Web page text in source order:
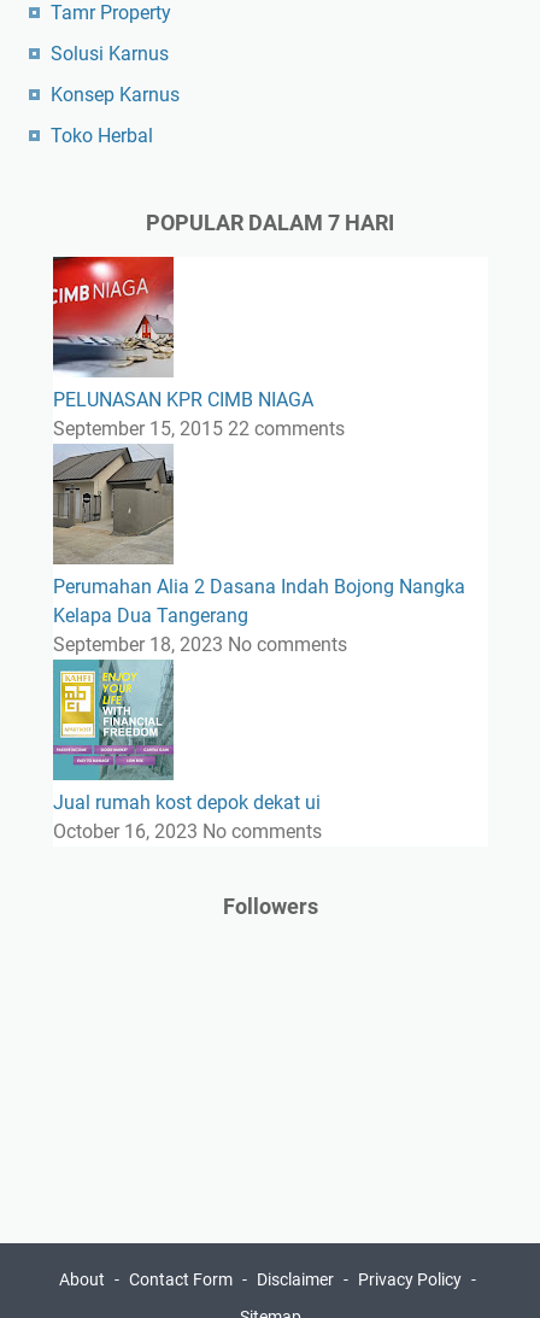
Tamr Property
Solusi Karnus
Konsep Karnus
Toko Herbal
POPULAR DALAM 7 HARI
PELUNASAN KPR CIMB NIAGA
September 15, 2015 22 comments
Perumahan Alia 2 Dasana Indah Bojong Nangka
Kelapa Dua Tangerang
September 18, 2023 No comments
Jual rumah kost depok dekat ui
October 16, 2023 No comments
Followers
About Contact Form Disclaimer
Privacy Policy